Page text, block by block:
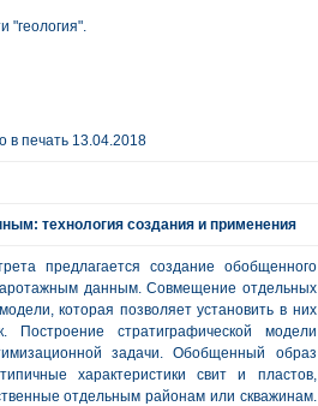
"геология".
в печать 13.04.2018
технология создания и применения
предлагается создание обобщенного
данным. Совмещение отдельных
которая позволяет установить в них
Построение стратиграфической модели
задачи. Обобщенный образ
характеристики свит и пластов,
отдельным районам или скважинам.